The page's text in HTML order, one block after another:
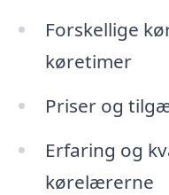
Forskellige
køretimer
Priser og
Erfaring og
kørelærerne